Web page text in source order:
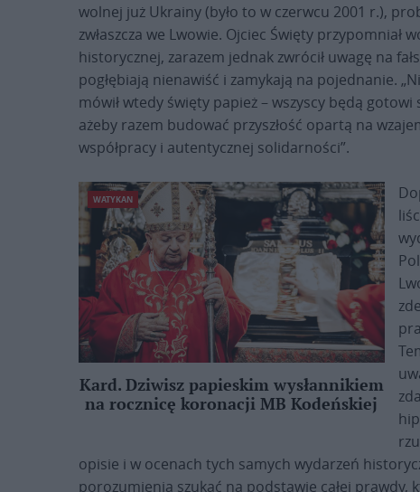
wolnej już Ukrainy (było to w czerwcu 2001 r.),
zwłaszcza we Lwowie. Ojciec Święty przypomniał
historycznej, zarazem jednak zwrócił uwagę na
pogłębiają nienawiść i zamykają na pojednanie.
mówił wtedy święty papież – wszyscy będą
ażeby razem budować przyszłość opartą na
współpracy i autentycznej solidarności”.
WATYKAN
Kard. Dziwisz papieskim wysłannikiem
na rocznicę koronacji MB Kodeńskiej
opisie i w ocenach tych samych wydarzeń
porozumienia szukać na podstawie całej